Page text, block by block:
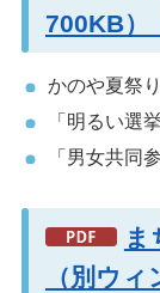
700KB）
かのや夏祭
「明るい選
「男女共同
ま
（別ウ